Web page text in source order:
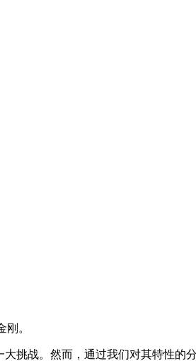
。
挑战。然而，通过我们对其特性的